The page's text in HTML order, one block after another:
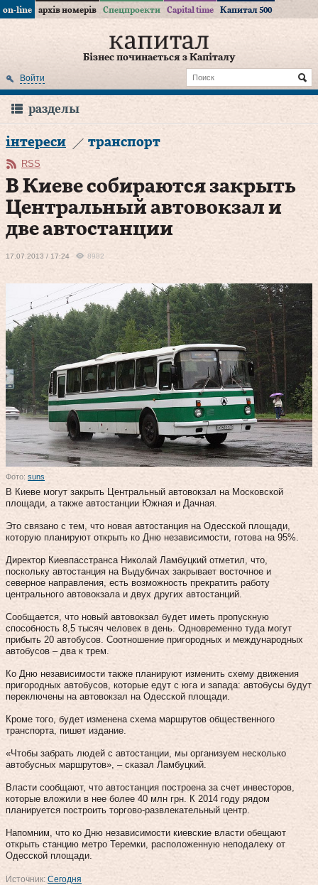
on-line архів номерів Спецпроекти Capital time Капитал 500
Бізнес починається з Капіталу
Войти
разделы
інтереси транспорт
RSS
В Киеве собираются закрыть
Центральный автовокзал и
две автостанции
17.07.2013 / 17:24 8982
Фото: suns
В Киеве могут закрыть Центральный автовокзал на Московской
площади, а также автостанции Южная и Дачная.
Это связано с тем, что новая автостанция на Одесской площади,
которую планируют открыть ко Дню независимости, готова на 95%.
Директор Киевпасстранса Николай Ламбуцкий отметил, что,
поскольку автостанция на Выдубичах закрывает восточное и
северное направления, есть возможность прекратить работу
центрального автовокзала и двух других автостанций.
Сообщается, что новый автовокзал будет иметь пропускную
способность 8,5 тысяч человек в день. Одновременно туда могут
прибыть 20 автобусов. Соотношение пригородных и международных
автобусов – два к трем.
Ко Дню независимости также планируют изменить схему движения
пригородных автобусов, которые едут с юга и запада: автобусы будут
переключены на автовокзал на Одесской площади.
Кроме того, будет изменена схема маршрутов общественного
транспорта, пишет издание.
«Чтобы забрать людей с автостанции, мы организуем несколько
автобусных маршрутов», – сказал Ламбуцкий.
Власти сообщают, что автостанция построена за счет инвесторов,
которые вложили в нее более 40 млн грн. К 2014 году рядом
планируется построить торгово-развлекательный центр.
Напомним, что ко Дню независимости киевские власти обещают
открыть станцию метро Теремки, расположенную неподалеку от
Одесской площади.
Источник: Сегодня